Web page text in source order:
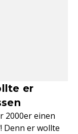
er
2000er einen
Denn er wollte